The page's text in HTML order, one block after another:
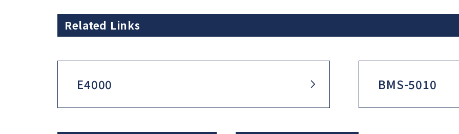
Related Links
E4000 BMS-5010